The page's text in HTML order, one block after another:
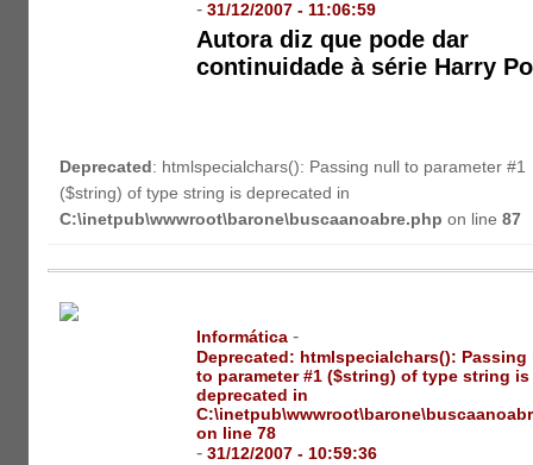
-31/12/2007 - 11:06:59
Autora diz que pode dar
continuidade à série Harry
Deprecated: htmlspecialchars(): Passing null to parameter #1
($string) of type string is deprecated in
C:\inetpub\wwwroot\barone\buscaanoabre.php on line87
Informática -
Deprecated: htmlspecialchars(): Passing
to parameter #1 ($string) of type string is
deprecated in
on line78
-31/12/2007 - 10:59:36